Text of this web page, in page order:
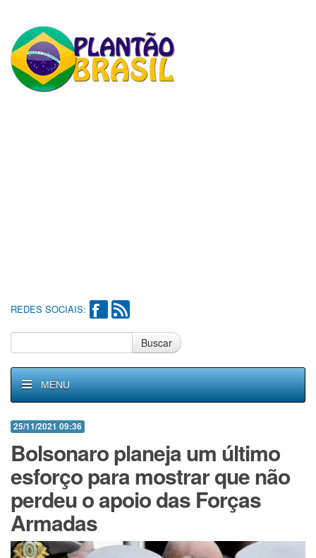
REDES SOCIAIS:
Buscar
MENU
25/11/2021 09:36
Bolsonaro planeja um último
esforço para mostrar que não
perdeu o apoio das Forças
Armadas